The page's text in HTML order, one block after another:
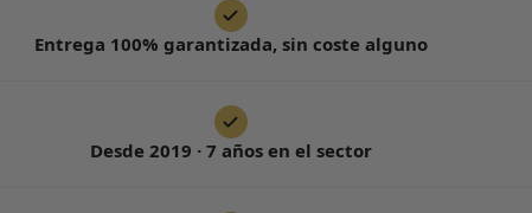
Entrega 100% garantizada, sin coste alguno
Desde 2019 · 7 años en el sector